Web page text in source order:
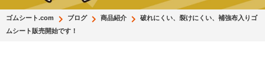
ゴムシート.com ブログ 商品紹介
破れにくい、裂けにくい、補強布入りゴ
ムシート販売開始です！